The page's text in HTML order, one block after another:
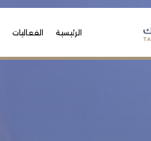
الرئيسية الفعاليات